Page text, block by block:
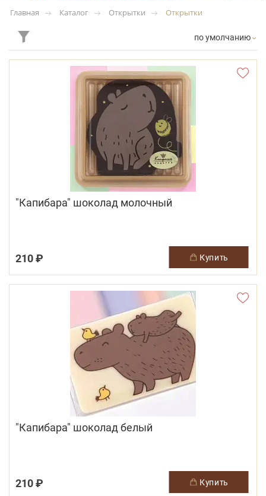
Главная Каталог Открытки Открытки
по умолчанию
"Капибара" шоколад молочный
210 ₽ купить
"Капибара" шоколад белый
210 ₽ купить